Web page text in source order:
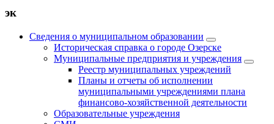
эк
Сведения о муниципальном образовании
Историческая справка о городе Озерске
Муниципальные предприятия и учреждения
Реестр муниципальных учреждений
Планы и отчеты об исполнении
муниципальными учреждениями плана
финансово-хозяйственной деятельности
Образовательные учреждения